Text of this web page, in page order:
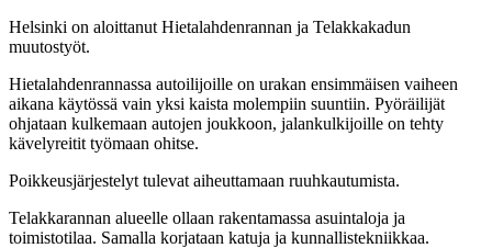
Helsinki on aloittanut Hietalahdenrannan ja Telakkakadun
muutostyöt.
Hietalahdenrannassa autoilijoille on urakan ensimmäisen vaiheen
aikana käytössä vain yksi kaista molempiin suuntiin. Pyöräilijät
ohjataan kulkemaan autojen joukkoon, jalankulkijoille on tehty
kävelyreitit työmaan ohitse.
Poikkeusjärjestelyt tulevat aiheuttamaan ruuhkautumista.
Telakkarannan alueelle ollaan rakentamassa asuintaloja ja
toimistotilaa. Samalla korjataan katuja ja kunnallistekniikkaa.